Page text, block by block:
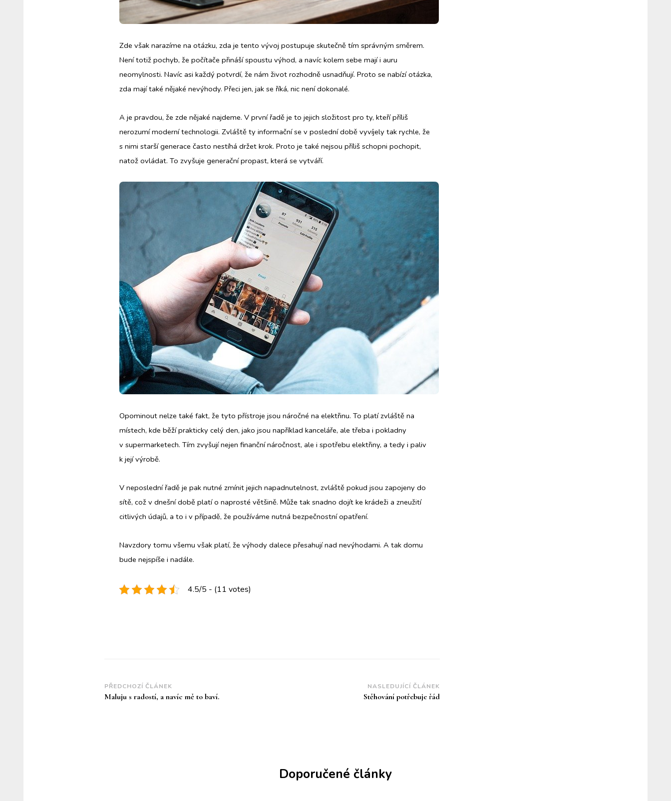
Zde však narazíme na otázku, zda je tento vývoj postupuje skutečně tím správným směrem.
Není totiž pochyb, že počítače přináší spoustu výhod, a navíc kolem sebe mají i auru
neomylnosti. Navíc asi každý potvrdí, že nám život rozhodně usnadňují. Proto se nabízí otázka,
zda mají také nějaké nevýhody. Přeci jen, jak se říká, nic není dokonalé.
A je pravdou, že zde nějaké najdeme. V první řadě je to jejich složitost pro ty, kteří příliš
nerozumí moderní technologii. Zvláště ty informační se v poslední době vyvíjely tak rychle, že
s nimi starší generace často nestíhá držet krok. Proto je také nejsou příliš schopni pochopit,
natož ovládat. To zvyšuje generační propast, která se vytváří.
Opominout nelze také fakt, že tyto přístroje jsou náročné na elektřinu. To platí zvláště na
místech, kde běží prakticky celý den, jako jsou například kanceláře, ale třeba i pokladny
v supermarketech. Tím zvyšují nejen finanční náročnost, ale i spotřebu elektřiny, a tedy i paliv
k její výrobě.
V neposlední řadě je pak nutné zmínit jejich napadnutelnost, zvláště pokud jsou zapojeny do
sítě, což v dnešní době platí o naprosté většině. Může tak snadno dojít ke krádeži a zneužití
citlivých údajů, a to i v případě, že používáme nutná bezpečnostní opatření.
Navzdory tomu všemu však platí, že výhody dalece přesahují nad nevýhodami. A tak domu
bude nejspíše i nadále.
4.5/5 - (11 votes)
Navigace
příspěvku
PŘEDCHOZÍ ČLÁNEK
Maluju s radostí, a navíc mě to baví.
NASLEDUJÍCÍ ČLÁNEK
Stěhování potřebuje řád
Doporučené články